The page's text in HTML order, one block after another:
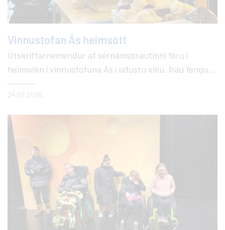
24.02.2026
Vinnustofan Ás heimsótt
Útskriftarnemendur af sérnámsbrautinni fóru í
heimsókn í vinnustofuna Ás í síðustu viku. Þau fengu
kynningu á starfsemi Áss, meðal annars
kertasgerðinni, listasmiðjunni, saumastofunni, vefnaði
sem þau reka í Ögurhvarfi. Einnig hittum við gamla
nemendur úr FÁ sem er alltaf mjög skemmtilegt.